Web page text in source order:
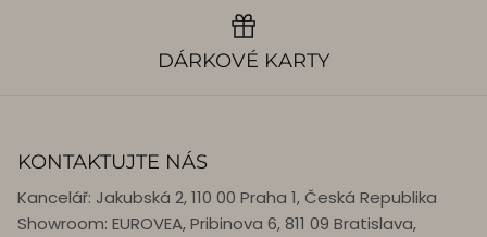
DÁRKOVÉ KARTY
KONTAKTUJTE NÁS
Kancelář: Jakubská 2, 110 00 Praha 1, Česká Republika
Showroom: EUROVEA, Pribinova 6, 811 09 Bratislava,